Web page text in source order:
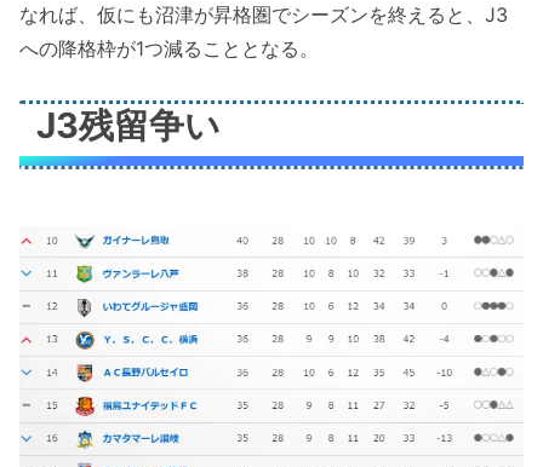
なれば、仮にも沼津が昇格圏でシーズンを終えると、J3
への降格枠が1つ減ることとなる。
J3残留争い